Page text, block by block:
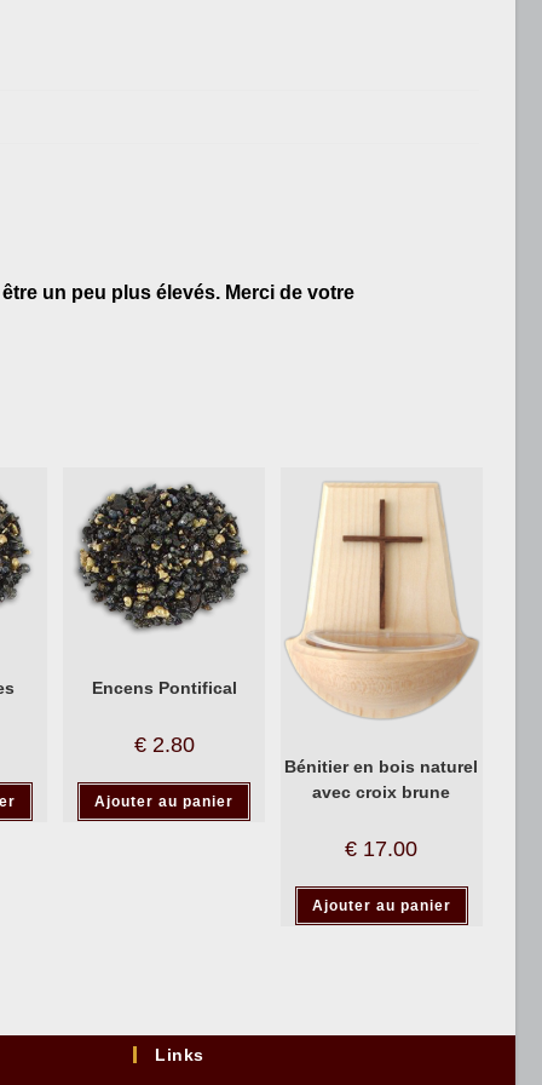
un peu plus élevés. Merci de votre
Encens Pontifical
€2.80
Ajouter au panier
Bénitier en bois naturel
avec croix brune
€ 17.00
Ajouter au panier
Links